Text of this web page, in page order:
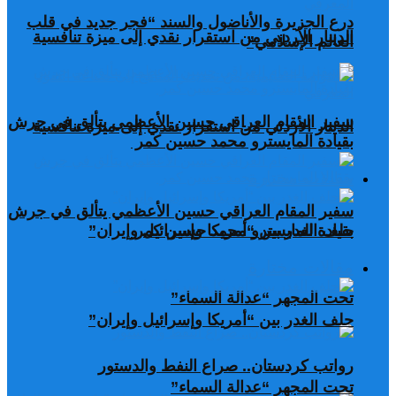
الدينار الأردني من استقرار نقدي إلى ميزة تنافسية
سفير المقام العراقي حسين الأعظمي يتألق في جرش
بقيادة المايسترو محمد حسين كمر
حلف الغدر بين “أمريكا وإسرائيل وإيران”
تحت المجهر “عدالة السماء”
رواتب كردستان.. صراع النفط والدستور
درع الجزيرة والأناضول والسند “فجر جديد في قلب
العالم الإسلامي”
الدينار الأردني من استقرار نقدي إلى ميزة تنافسية
سفير المقام العراقي حسين الأعظمي يتألق في جرش
بقيادة المايسترو محمد حسين كمر
حلف الغدر بين “أمريكا وإسرائيل وإيران”
تحت المجهر “عدالة السماء”